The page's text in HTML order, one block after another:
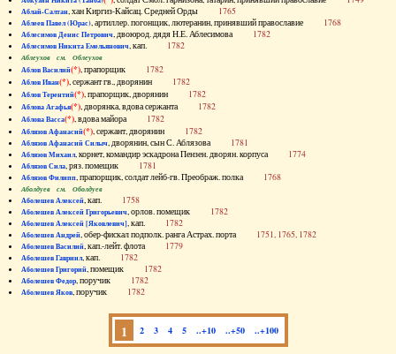
Аблай-Салтан, хан Киргиз-Кайсац. Средней Орды 1765
Аблеев Павел (Юрас), артиллер. погонщик, лютеранин, принявший православие 1768
Аблесимов Денис Петрович, двоюрод. дядя Н.Е. Аблесимова 1782
Аблесимов Никита Емельянович, кап. 1782
Аблеухов см. Облеухов
Аблов Василий(*), прапорщик 1782
Аблов Иван(*), сержант гв., дворянин 1782
Аблов Терентий(*), прапорщик, дворянин 1782
Аблова Агафья(*), дворянка, вдова сержанта 1782
Аблова Васса(*), вдова майора 1782
Аблязов Афанасий(*), сержант, дворянин 1782
Аблязов Афанасий Силыч, дворянин, сын С. Аблязова 1781
Аблязов Михаил, корнет, командир эскадрона Пензен. дворян. корпуса 1774
Аблязов Сила, ряз. помещик 1781
Аблязов Филипп, прапорщик, солдат лейб-гв. Преображ. полка 1768
Аболдуев см. Оболдуев
Аболешев Алексей, кап. 1758
Аболешев Алексей Григорьевич, орлов. помещик 1782
Аболешев Алексей [Яковлевич], кап. 1782
Аболешев Андрей, обер-фискал подполк. ранга Астрах. порта 1751, 1765, 1782
Аболешев Василий, кап.-лейт. флота 1779
Аболешев Гавриил, кап. 1782
Аболешев Григорий, помещик 1782
Аболешев Федор, поручик 1782
Аболешев Яков, поручик 1782
1 2 3 4 5 ..+10 ..+50 ..+100